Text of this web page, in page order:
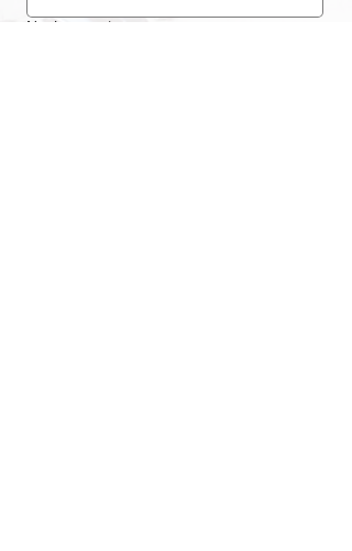
Nachname *